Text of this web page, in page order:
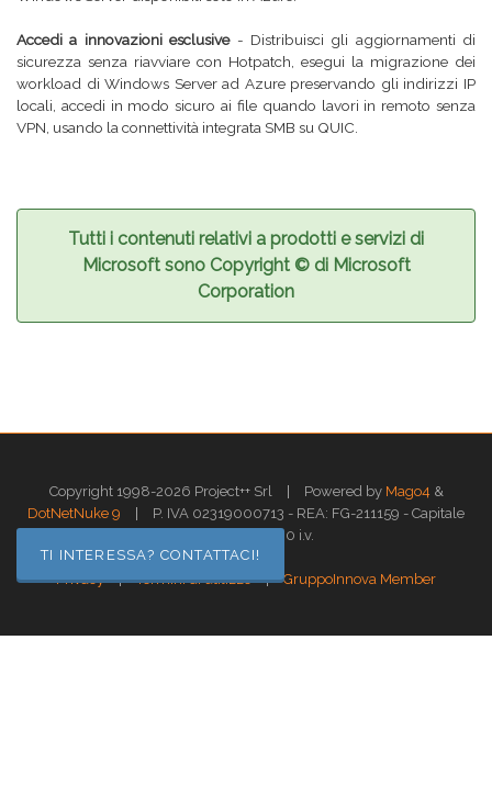
Accedi a innovazioni esclusive- Distribuisci gli aggiornamenti di
sicurezza senza riavviare con Hotpatch, esegui la migrazione dei
workload di Windows Server ad Azure preservando gli indirizzi IP
locali, accedi in modo sicuro ai file quando lavori in remoto senza
VPN, usando la connettività integrata SMB su QUIC.
Tutti i contenuti relativi a prodotti e servizi di
Microsoft sono Copyright © di Microsoft
Corporation
TI INTERESSA? CONTATTACI!
Copyright 1998-2026 Project++ Srl | Powered by Mago4 &
DotNetNuke 9
|
P. IVA 02319000713 - REA: FG-211159 - Capitale
sociale: € 10.000 i.v.
Privacy | Termini di utilizzo | GruppoInnova Member